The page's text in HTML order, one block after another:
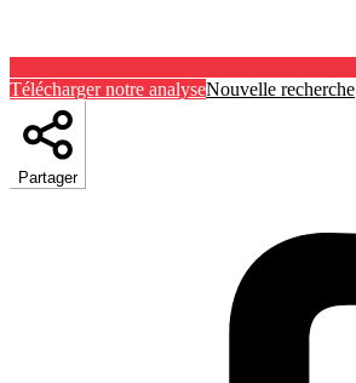
Télécharger notre analyseNouvelle recherche
Partager